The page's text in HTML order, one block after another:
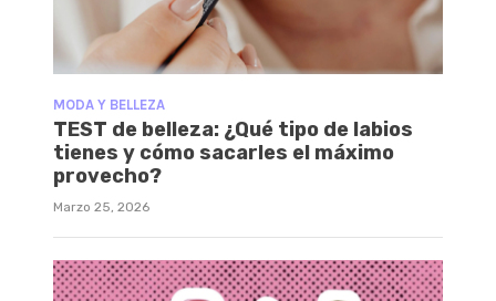
MODA Y BELLEZA
TEST de belleza: ¿Qué tipo de labios
tienes y cómo sacarles el máximo
provecho?
Marzo 25, 2026